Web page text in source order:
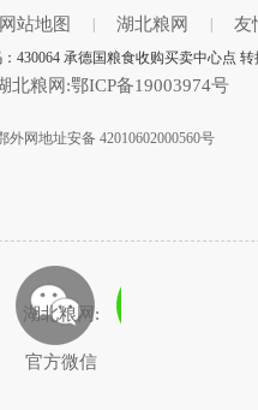
网站地图 湖北粮网 友
430064 承德国粮食收购买卖中心点 转
北粮网:鄂ICP备19003974号
外网地址安备 42010602000560号
湖北粮网:
官方微信